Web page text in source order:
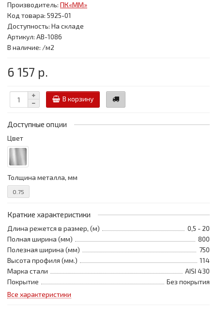
Производитель: ПК«ММ»
Код товара: 5925-01
Доступность: На складе
Артикул: АВ-1086
В наличие: /м2
6 157 р.
В корзину
Доступные опции
Цвет
Толщина металла, мм
0.75
Краткие характеристики
Длина режется в размер, (м)
0,5 - 20
Полная ширина (мм)
800
Полезная ширина (мм)
750
Высота профиля (мм.)
114
Марка стали
AISI 430
Покрытие
Без покрытия
Все характеристики